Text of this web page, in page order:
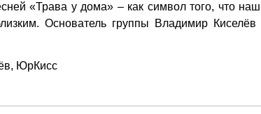
«Трава у дома» – как символ того, что
Основатель группы Владимир Киселёв
ЮрКисс